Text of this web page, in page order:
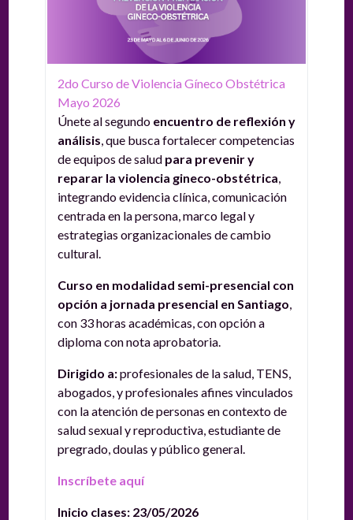
2do Curso de Violencia Gíneco Obstétrica
Mayo 2026
Únete al segundo encuentro de reflexión y
análisis, que busca fortalecer competencias
de equipos de salud para prevenir y
reparar la violencia gineco-obstétrica,
integrando evidencia clínica, comunicación
centrada en la persona, marco legal y
estrategias organizacionales de cambio
cultural.
Curso en modalidad semi-presencial con
opción a jornada presencial en Santiago,
con 33 horas académicas, con opción a
diploma con nota aprobatoria.
Dirigido a:profesionales de la salud, TENS,
abogados, y profesionales afines vinculados
con la atención de personas en contexto de
salud sexual y reproductiva, estudiante de
pregrado, doulas y público general.
Inscríbete aquí
Inicio clases: 23/05/2026